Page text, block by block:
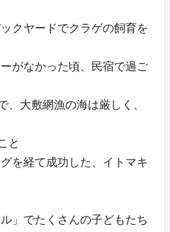
ヤードでクラゲの飼育を
なかった頃、民宿で過ご
敷網漁の海は厳しく、
と
経て成功した、イトマキ
でたくさんの子どもたち